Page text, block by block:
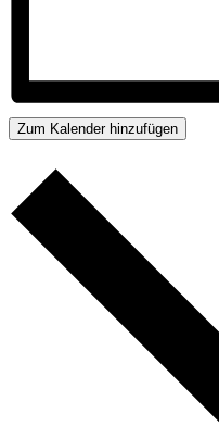
Zum Kalender hinzufügen